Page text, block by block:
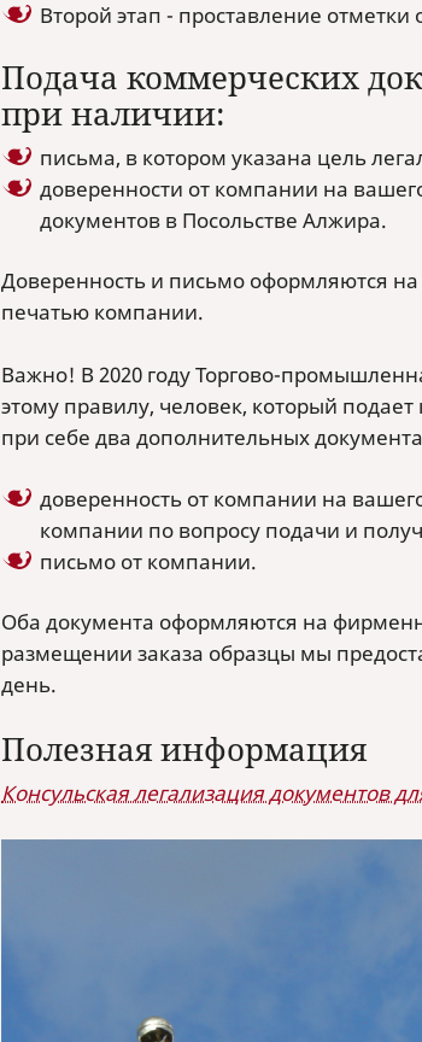
Второй этап - проставление
Подача коммерческих
при наличии:
письма, в котором указана цель
доверенности от компании на
документов в Посольстве Алжира.
Доверенность и письмо оформляются
печатью компании.
Важно! В 2020 году Торгово-
этому правилу, человек, который
при себе два дополнительных
доверенность от компании на
компании по вопросу подачи и
письмо от компании.
Оба документа оформляются на
размещении заказа образцы мы
день.
Полезная информация
Консульская легализация документов